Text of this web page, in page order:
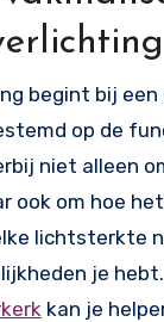
begint bij
op de
niet alleen
ook om hoe
lichtsterkte
je
kan je